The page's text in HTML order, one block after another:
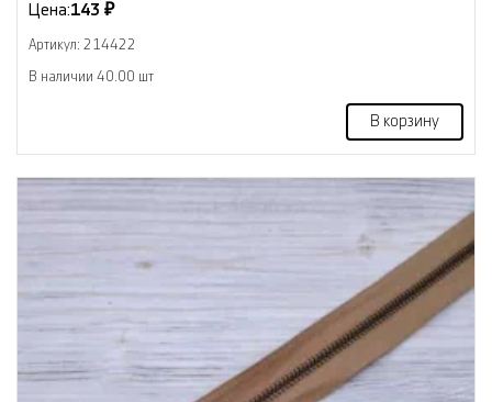
Цена:143 ₽
Артикул: 214422
В наличии 40.00 шт
В корзину